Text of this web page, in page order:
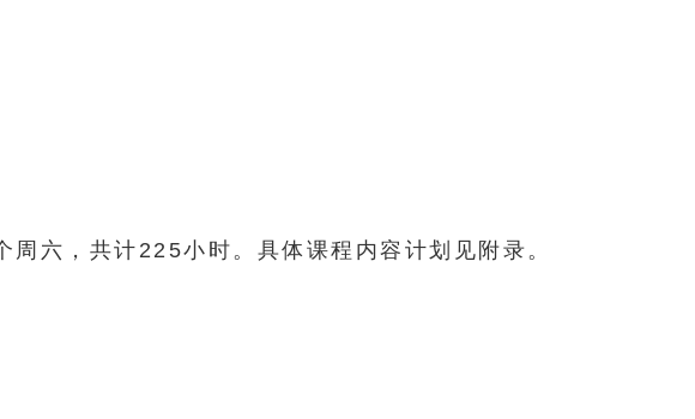
六，共计225小时。具体课程内容计划见附录。